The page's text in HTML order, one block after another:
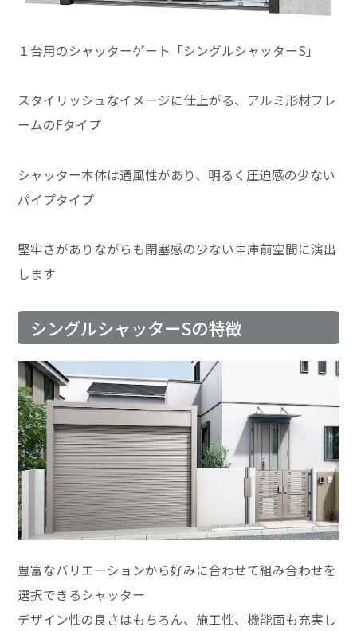
１台用のシャッターゲート「シングルシャッターS」
スタイリッシュなイメージに仕上がる、アルミ形材フレ
ームのFタイプ
シャッター本体は通風性があり、明るく圧迫感の少ない
パイプタイプ
堅牢さがありながらも閉塞感の少ない車庫前空間に演出
します
シングルシャッターSの特徴
豊富なバリエーションから好みに合わせて組み合わせを
選択できるシャッター
デザイン性の良さはもちろん、施工性、機能面も充実し